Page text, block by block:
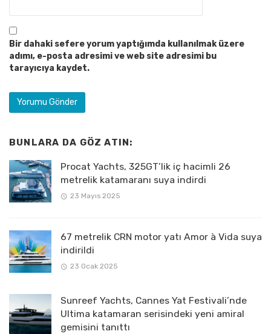
Bir dahaki sefere yorum yaptığımda kullanılmak üzere
adımı, e-posta adresimi ve web site adresimi bu
tarayıcıya kaydet.
BUNLARA DA GÖZ ATIN:
Procat Yachts, 325GT’lik iç hacimli 26
metrelik katamaranı suya indirdi
23 Mayıs 2025
67 metrelik CRN motor yatı Amor à Vida suya
indirildi
23 Ocak 2025
Sunreef Yachts, Cannes Yat Festivali’nde
Ultima katamaran serisindeki yeni amiral
gemisini tanıttı